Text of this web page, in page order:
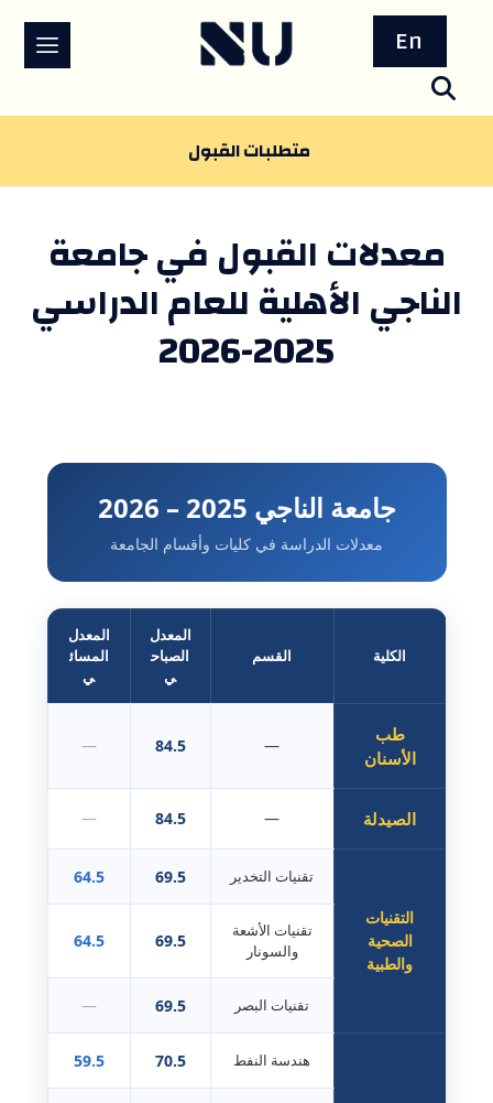
En
متطلبات القبول
معدلات القبول في جامعة
الناجي الأهلية للعام الدراسي
2025-2026
جامعة الناجي 2025 – 2026
معدلات الدراسة في كليات وأقسام الجامعة
الكلية القسم
المعدل
الصباح
ي
المعدل
المسائ
ي
طب
الأسنان
—
84.5
—
الصيدلة —
84.5
—
التقنيات
الصحية
والطبية
تقنيات التخدير 69.5
64.5
تقنيات الأشعة
والسونار
69.5
64.5
تقنيات البصر 69.5
—
هندسة النفط 70.5
59.5